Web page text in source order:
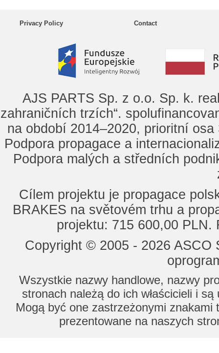
Privacy Policy Contact
AJS PARTS Sp. z o.o. Sp. k.
zahraničních trzích“.
na období 2014–2020, prioritní
Podpora propagace a
Podpora malých a středních
Cílem projektu je propagace
BRAKES na světovém trhu a
projektu: 715 600,00
Copyright © 2005 - 2026
Wszystkie nazwy handlowe, nazwy
stronach należą do ich właścicieli i
Mogą być one zastrzeżonymi znakami
prezentowane na naszych